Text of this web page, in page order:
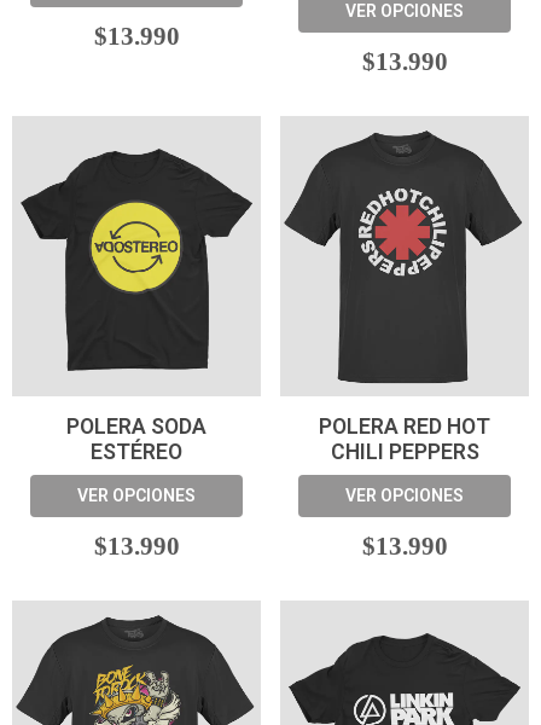
$13.990
VER OPCIONES
$13.990
POLERA SODA
ESTÉREO
VER OPCIONES
$13.990
POLERA RED HOT
CHILI PEPPERS
VER OPCIONES
$13.990